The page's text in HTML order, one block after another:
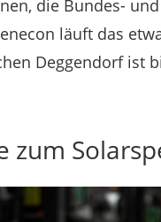
die Bundes-
läuft das
Deggendorf ist
zum